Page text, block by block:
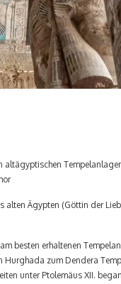
Ägypten (Göttin der
besten erhaltenen
zum Dendera
unter Ptolemäus XII.